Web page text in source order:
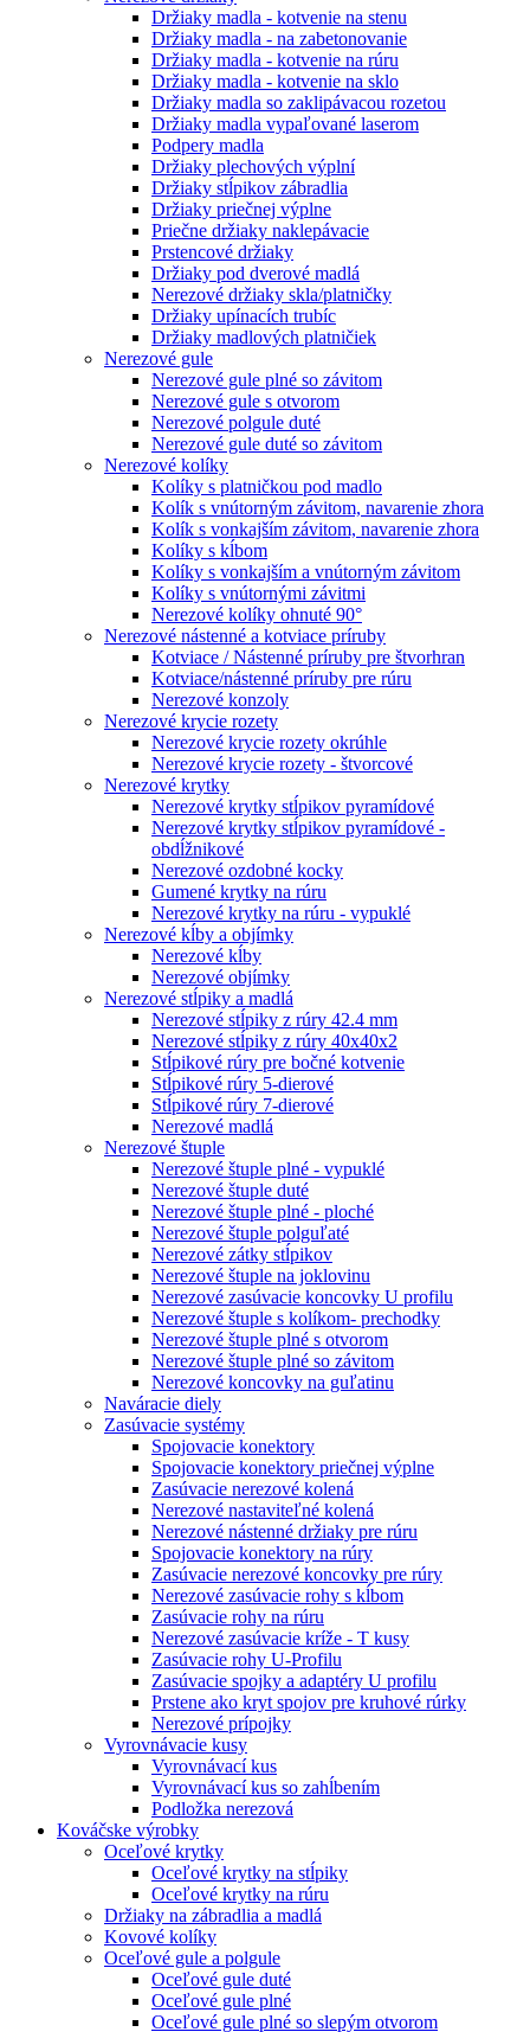
Držiaky madla - kotvenie na stenu
Držiaky madla - na zabetonovanie
Držiaky madla - kotvenie na rúru
Držiaky madla - kotvenie na sklo
Držiaky madla so zaklipávacou rozetou
Držiaky madla vypaľované laserom
Podpery madla
Držiaky plechových výplní
Držiaky stĺpikov zábradlia
Držiaky priečnej výplne
Priečne držiaky naklepávacie
Prstencové držiaky
Držiaky pod dverové madlá
Nerezové držiaky skla/platničky
Držiaky upínacích trubíc
Držiaky madlových platničiek
Nerezové gule
Nerezové gule plné so závitom
Nerezové gule s otvorom
Nerezové polgule duté
Nerezové gule duté so závitom
Nerezové kolíky
Kolíky s platničkou pod madlo
Kolík s vnútorným závitom, navarenie zhora
Kolík s vonkajším závitom, navarenie zhora
Kolíky s kĺbom
Kolíky s vonkajším a vnútorným závitom
Kolíky s vnútornými závitmi
Nerezové kolíky ohnuté 90°
Nerezové nástenné a kotviace príruby
Kotviace / Nástenné príruby pre štvorhran
Kotviace/nástenné príruby pre rúru
Nerezové konzoly
Nerezové krycie rozety
Nerezové krycie rozety okrúhle
Nerezové krycie rozety - štvorcové
Nerezové krytky
Nerezové krytky stĺpikov pyramídové
Nerezové krytky stĺpikov pyramídové -
obdĺžnikové
Nerezové ozdobné kocky
Gumené krytky na rúru
Nerezové krytky na rúru - vypuklé
Nerezové kĺby a objímky
Nerezové kĺby
Nerezové objímky
Nerezové stĺpiky a madlá
Nerezové stĺpiky z rúry 42.4 mm
Nerezové stĺpiky z rúry 40x40x2
Stĺpikové rúry pre bočné kotvenie
Stĺpikové rúry 5-dierové
Stĺpikové rúry 7-dierové
Nerezové madlá
Nerezové štuple
Nerezové štuple plné - vypuklé
Nerezové štuple duté
Nerezové štuple plné - ploché
Nerezové štuple polguľaté
Nerezové zátky stĺpikov
Nerezové štuple na joklovinu
Nerezové zasúvacie koncovky U profilu
Nerezové štuple s kolíkom- prechodky
Nerezové štuple plné s otvorom
Nerezové štuple plné so závitom
Nerezové koncovky na guľatinu
Naváracie diely
Zasúvacie systémy
Spojovacie konektory
Spojovacie konektory priečnej výplne
Zasúvacie nerezové kolená
Nerezové nastaviteľné kolená
Nerezové nástenné držiaky pre rúru
Spojovacie konektory na rúry
Zasúvacie nerezové koncovky pre rúry
Nerezové zasúvacie rohy s kĺbom
Zasúvacie rohy na rúru
Nerezové zasúvacie kríže - T kusy
Zasúvacie rohy U-Profilu
Zasúvacie spojky a adaptéry U profilu
Prstene ako kryt spojov pre kruhové rúrky
Nerezové prípojky
Vyrovnávacie kusy
Vyrovnávací kus
Vyrovnávací kus so zahĺbením
Podložka nerezová
Kováčske výrobky
Oceľové krytky
Oceľové krytky na stĺpiky
Oceľové krytky na rúru
Držiaky na zábradlia a madlá
Kovové kolíky
Oceľové gule a polgule
Oceľové gule duté
Oceľové gule plné
Oceľové gule plné so slepým otvorom